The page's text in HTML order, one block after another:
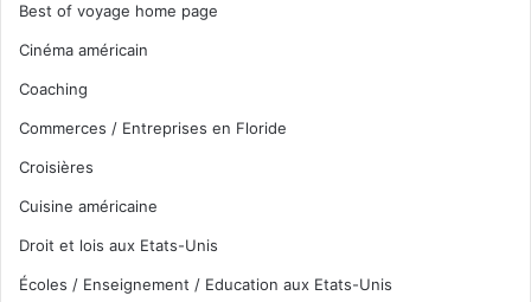
Best of voyage home page
Cinéma américain
Coaching
Commerces / Entreprises en Floride
Croisières
Cuisine américaine
Droit et lois aux Etats-Unis
Écoles / Enseignement / Education aux Etats-Unis